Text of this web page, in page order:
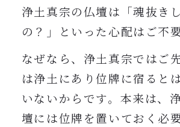
浄土真宗の仏壇は「魂抜き
の？」といった心配はご不要
なぜなら、浄土真宗ではご
は浄土にあり位牌に宿ると
いないからです。本来は、
壇には位牌を置いておく必